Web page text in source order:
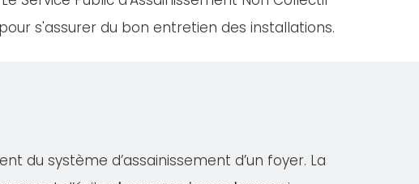
s'assurer du bon entretien des installations.
du système d’assainissement d’un foyer. La